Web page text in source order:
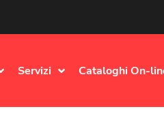
Servizi Cataloghi On-